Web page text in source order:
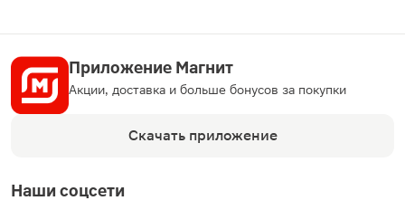
Приложение Магнит
Акции, доставка и больше бонусов за покупки
Скачать приложение
Наши соцсети